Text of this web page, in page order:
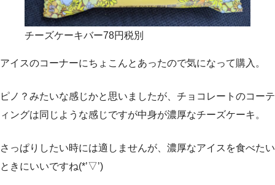
チーズケーキバー78円税別
アイスのコーナーにちょこんとあったので気になって購入。
ピノ？みたいな感じかと思いましたが、チョコレートのコーテ
ィングは同じような感じですが中身が濃厚なチーズケーキ。
さっぱりしたい時には適しませんが、濃厚なアイスを食べたい
ときにいいですね(*’▽’)